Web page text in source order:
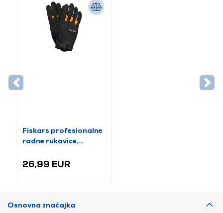
Fiskars profesionalne
radne rukavice,
26,99 EUR
Osnovna značajka